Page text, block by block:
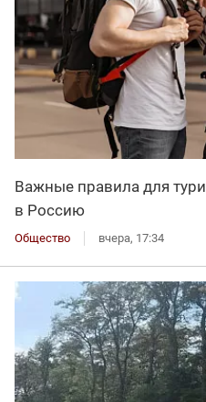
Важные правила для
в Россию
Общество вчера, 17:34